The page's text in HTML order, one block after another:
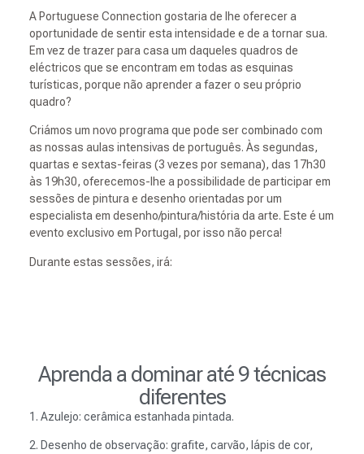
A Portuguese Connection gostaria de lhe oferecer a
oportunidade de sentir esta intensidade e de a tornar sua.
Em vez de trazer para casa um daqueles quadros de
eléctricos que se encontram em todas as esquinas
turísticas, porque não aprender a fazer o seu próprio
quadro?
Criámos um novo programa que pode ser combinado com
as nossas aulas intensivas de português. Às segundas,
quartas e sextas-feiras (3 vezes por semana), das 17h30
às 19h30, oferecemos-lhe a possibilidade de participar em
sessões de pintura e desenho orientadas por um
especialista em desenho/pintura/história da arte. Este é um
evento exclusivo em Portugal, por isso não perca!
Durante estas sessões, irá:
Aprenda a dominar até 9 técnicas
diferentes
1. Azulejo: cerâmica estanhada pintada.
2. Desenho de observação: grafite, carvão, lápis de cor,